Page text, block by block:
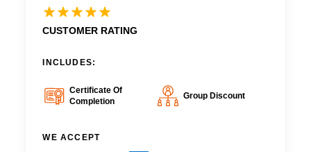
CUSTOMER RATING
INCLUDES:
Certificate Of
Completion
Group Discount
WE ACCEPT